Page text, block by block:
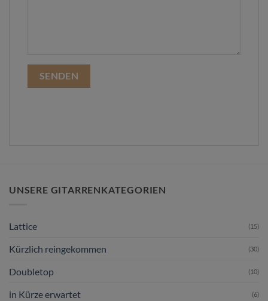
UNSERE GITARRENKATEGORIEN
Lattice (15)
Kürzlich reingekommen (30)
Doubletop (10)
in Kürze erwartet (6)